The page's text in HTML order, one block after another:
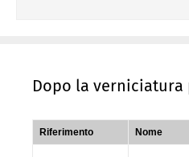
Dopo la verniciatura
Riferimento Nome